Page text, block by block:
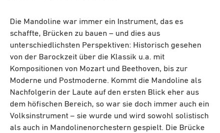
Die Mandoline war immer ein Instrument, das es
schaffte, Brücken zu bauen – und dies aus
unterschiedlichsten Perspektiven: Historisch gesehen
von der Barockzeit über die Klassik u.a. mit
Kompositionen von Mozart und Beethoven, bis zur
Moderne und Postmoderne. Kommt die Mandoline als
Nachfolgerin der Laute auf den ersten Blick eher aus
dem höfischen Bereich, so war sie doch immer auch ein
Volksinstrument – sie wurde und wird sowohl solistisch
als auch in Mandolinenorchestern gespielt. Die Brücke